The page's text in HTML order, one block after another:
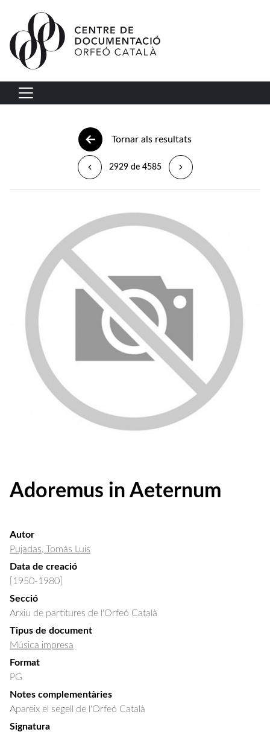
Vés al contingut
Navegació principal
Tornar als resultats
2929 de 4585
Adoremus in Aeternum
Autor
Pujadas, Tomás Luis
Data de creació
[1950-1980]
Secció
Arxiu de partitures de l'Orfeó Català
Tipus de document
Música impresa
Format
PG
Notes complementàries
Apareix el segell de l'Orfeó Català
Signatura